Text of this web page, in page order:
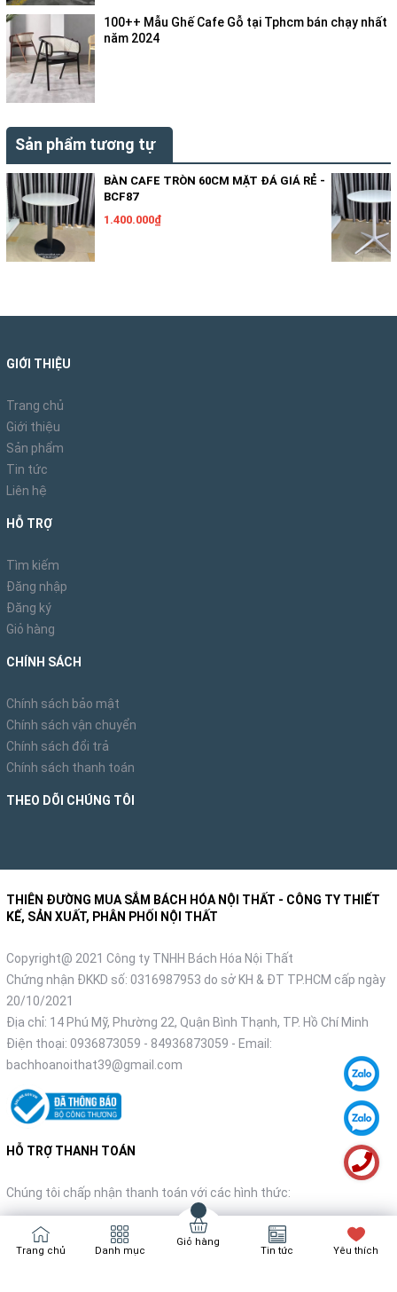
100++ Mẫu Ghế Cafe Gỗ tại Tphcm bán chạy nhất
năm 2024
Sản phẩm tương tự
BÀN CAFE TRÒN 60CM MẶT ĐÁ GIÁ RẺ -
BCF87
1.400.000₫
GIỚI THIỆU
Trang chủ
Giới thiệu
Sản phẩm
Tin tức
Liên hệ
HỖ TRỢ
Tìm kiếm
Đăng nhập
Đăng ký
Giỏ hàng
CHÍNH SÁCH
Chính sách bảo mật
Chính sách vận chuyển
Chính sách đổi trả
Chính sách thanh toán
THEO DÕI CHÚNG TÔI
THIÊN ĐƯỜNG MUA SẮM BÁCH HÓA NỘI THẤT - CÔNG TY THIẾT
KẾ, SẢN XUẤT, PHÂN PHỐI NỘI THẤT
Copyright@ 2021 Công ty TNHH Bách Hóa Nội Thất
Chứng nhận ĐKKD số: 0316987953 do sở KH & ĐT TP.HCM cấp ngày
20/10/2021
Địa chỉ: 14 Phú Mỹ, Phường 22, Quận Bình Thạnh, TP. Hồ Chí Minh
Điện thoại: 0936873059 - 84936873059 - Email:
bachhoanoithat39@gmail.com
HỖ TRỢ THANH TOÁN
Chúng tôi chấp nhận thanh toán với các hình thức:
Trang chủ Danh mục
Giỏ hàng
Tin tức Yêu thích